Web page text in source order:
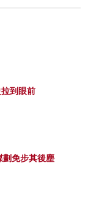
到眼前
劃免步其後塵